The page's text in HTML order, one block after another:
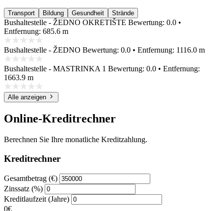
Transport Bildung Gesundheit Strände
Bushaltestelle - ŽEDNO OKRETIŠTE Bewertung: 0.0 •
Entfernung: 685.6 m
Bushaltestelle - ŽEDNO Bewertung: 0.0 • Entfernung: 1116.0 m
Bushaltestelle - MASTRINKA 1 Bewertung: 0.0 • Entfernung:
1663.9 m
Alle anzeigen
Online-Kreditrechner
Berechnen Sie Ihre monatliche Kreditzahlung.
Kreditrechner
Gesamtbetrag (€)
Zinssatz (%)
Kreditlaufzeit (Jahre)
0€